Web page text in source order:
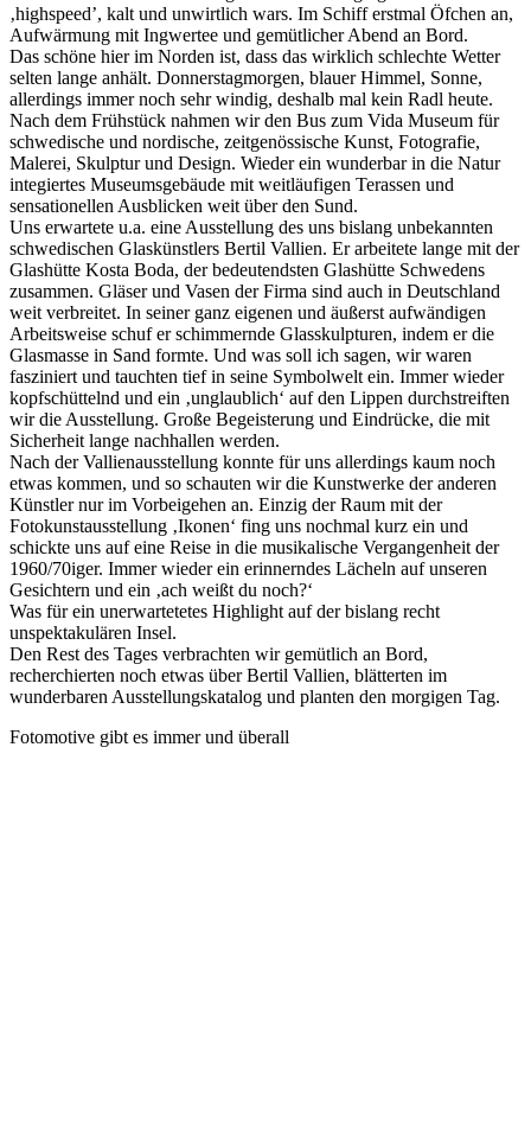
‚highspeed’, kalt und unwirtlich wars. Im Schiff erstmal Öfchen an,
Aufwärmung mit Ingwertee und gemütlicher Abend an Bord.
Das schöne hier im Norden ist, dass das wirklich schlechte Wetter
selten lange anhält. Donnerstagmorgen, blauer Himmel, Sonne,
allerdings immer noch sehr windig, deshalb mal kein Radl heute.
Nach dem Frühstück nahmen wir den Bus zum Vida Museum für
schwedische und nordische, zeitgenössische Kunst, Fotografie,
Malerei, Skulptur und Design. Wieder ein wunderbar in die Natur
integiertes Museumsgebäude mit weitläufigen Terassen und
sensationellen Ausblicken weit über den Sund.
Uns erwartete u.a. eine Ausstellung des uns bislang unbekannten
schwedischen Glaskünstlers Bertil Vallien. Er arbeitete lange mit der
Glashütte Kosta Boda, der bedeutendsten Glashütte Schwedens
zusammen. Gläser und Vasen der Firma sind auch in Deutschland
weit verbreitet. In seiner ganz eigenen und äußerst aufwändigen
Arbeitsweise schuf er schimmernde Glasskulpturen, indem er die
Glasmasse in Sand formte. Und was soll ich sagen, wir waren
fasziniert und tauchten tief in seine Symbolwelt ein. Immer wieder
kopfschüttelnd und ein ‚unglaublich‘ auf den Lippen durchstreiften
wir die Ausstellung. Große Begeisterung und Eindrücke, die mit
Sicherheit lange nachhallen werden.
Nach der Vallienausstellung konnte für uns allerdings kaum noch
etwas kommen, und so schauten wir die Kunstwerke der anderen
Künstler nur im Vorbeigehen an. Einzig der Raum mit der
Fotokunstausstellung ‚Ikonen‘ fing uns nochmal kurz ein und
schickte uns auf eine Reise in die musikalische Vergangenheit der
1960/70iger. Immer wieder ein erinnerndes Lächeln auf unseren
Gesichtern und ein ‚ach weißt du noch?‘
Was für ein unerwartetetes Highlight auf der bislang recht
unspektakulären Insel.
Den Rest des Tages verbrachten wir gemütlich an Bord,
recherchierten noch etwas über Bertil Vallien, blätterten im
wunderbaren Ausstellungskatalog und planten den morgigen Tag.
Fotomotive gibt es immer und überall